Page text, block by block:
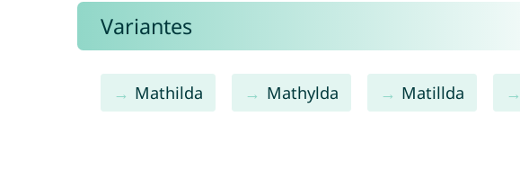
Variantes
Mathilda Mathylda Matillda